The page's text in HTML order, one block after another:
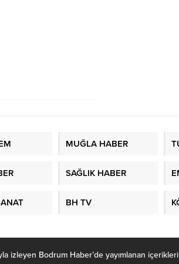
MUĞLA HABER
SAĞLIK HABER
BH TV
izleyen Bodrum Haber’de yayımlanan